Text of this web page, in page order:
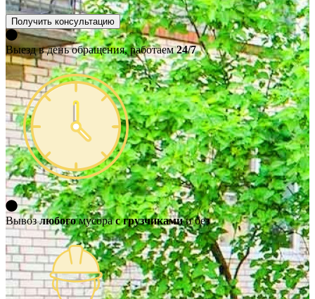
Получить консультацию
Выезд в день обращения, работаем24/7
Вывозлюбогомусорас грузчикамии без